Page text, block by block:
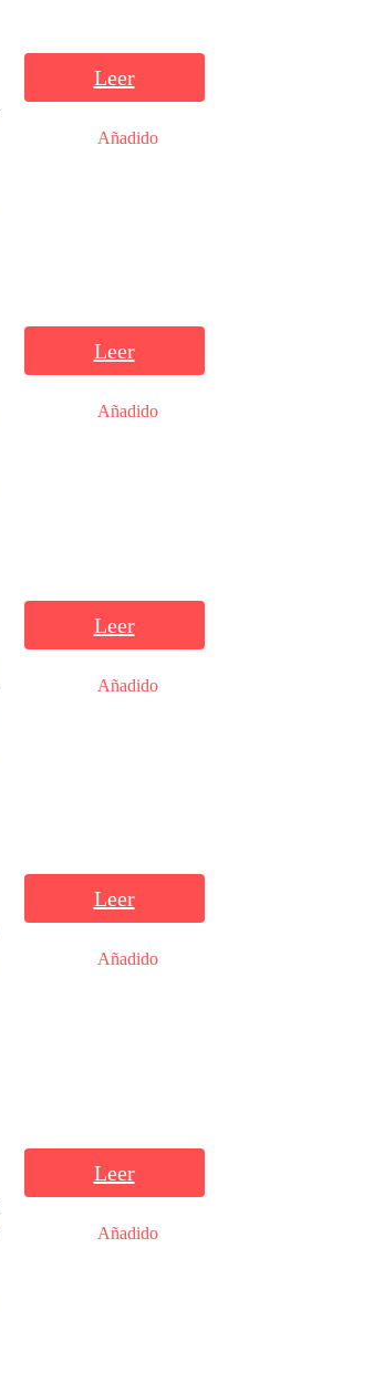
Leer
Añadido
Leer
Añadido
Leer
Añadido
Leer
Añadido
Leer
Añadido